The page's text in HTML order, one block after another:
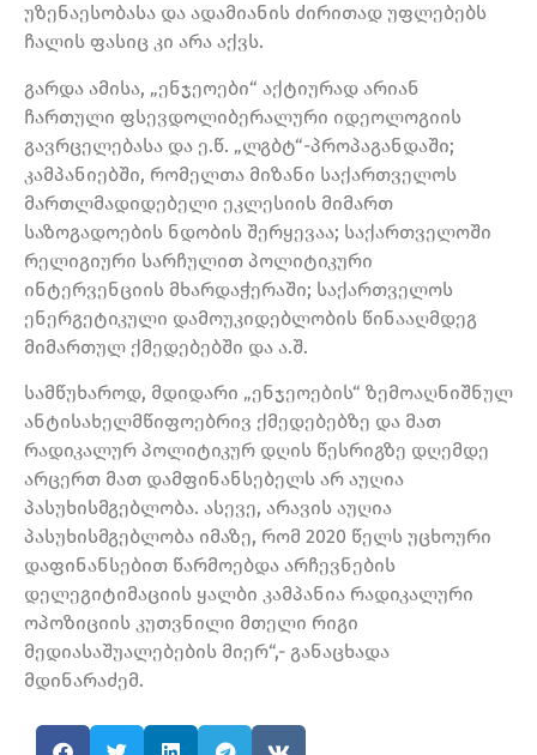
უზენაესობასა და ადამიანის ძირითად უფლებებს
ჩალის ფასიც კი არა აქვს.
გარდა ამისა, „ენჯეოები“ აქტიურად არიან
ჩართული ფსევდოლიბერალური იდეოლოგიის
გავრცელებასა და ე.წ. „ლგბტ“-პროპაგანდაში;
კამპანიებში, რომელთა მიზანი საქართველოს
მართლმადიდებელი ეკლესიის მიმართ
საზოგადოების ნდობის შერყევაა; საქართველოში
რელიგიური სარჩულით პოლიტიკური
ინტერვენციის მხარდაჭერაში; საქართველოს
ენერგეტიკული დამოუკიდებლობის წინააღმდეგ
მიმართულ ქმედებებში და ა.შ.
სამწუხაროდ, მდიდარი „ენჯეოების“ ზემოაღნიშნულ
ანტისახელმწიფოებრივ ქმედებებზე და მათ
რადიკალურ პოლიტიკურ დღის წესრიგზე დღემდე
არცერთ მათ დამფინანსებელს არ აუღია
პასუხისმგებლობა. ასევე, არავის აუღია
პასუხისმგებლობა იმაზე, რომ 2020 წელს უცხოური
დაფინანსებით წარმოებდა არჩევნების
დელეგიტიმაციის ყალბი კამპანია რადიკალური
ოპოზიციის კუთვნილი მთელი რიგი
მედიასაშუალებების მიერ“,- განაცხადა
მდინარაძემ.